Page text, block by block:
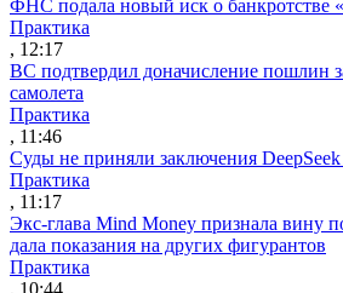
ФНС подала новый иск о
Практика
, 12:17
ВС подтвердил доначисление пошлин
самолета
Практика
, 11:46
Суды не приняли заключения
Практика
, 11:17
Экс-глава Mind Money признала вину
дала показания на других фигурантов
Практика
, 10:44